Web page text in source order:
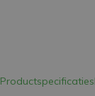
Productspecificaties